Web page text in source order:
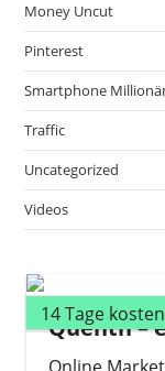
Money Uncut
Pinterest
Smartphone
Traffic
Uncategorized
Videos
14 Tage
Quentn –